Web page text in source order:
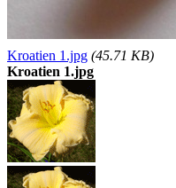
Kroatien 1.jpg (45.71 KB)
Kroatien 1.jpg